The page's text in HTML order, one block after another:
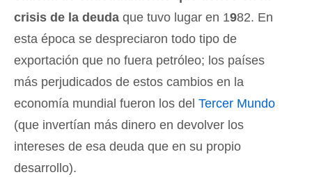
crisis de la deuda que tuvo lugar en 1982. En
esta época se despreciaron todo tipo de
exportación que no fuera petróleo; los países
más perjudicados de estos cambios en la
economía mundial fueron los del Tercer Mundo
(que invertían más dinero en devolver los
intereses de esa deuda que en su propio
desarrollo).